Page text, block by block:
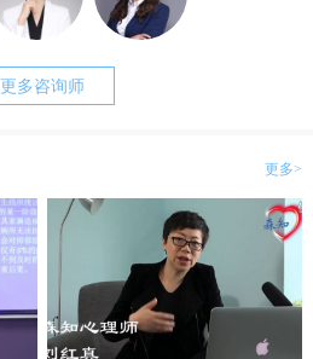
更多咨询师
更多>